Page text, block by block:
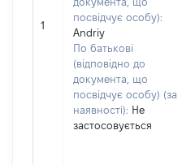
1
посвідчує особу):
Andriy
По батькові
(відповідно до
документа, що
посвідчує особу) (за
наявності): Не
застосовується